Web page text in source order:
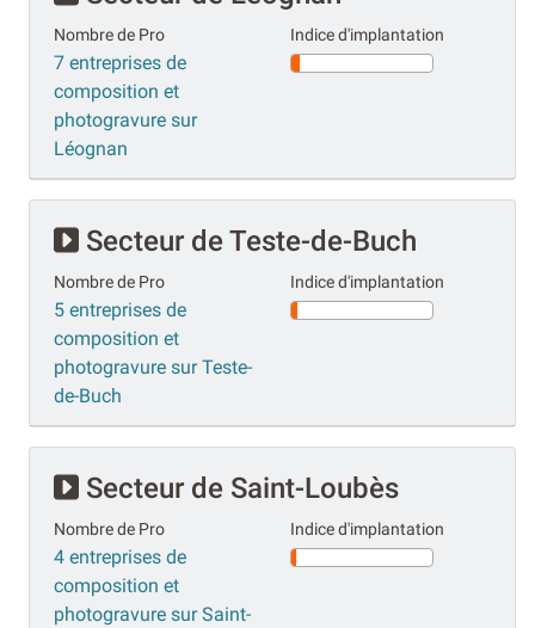
Nombre de Pro
7 entreprises de
composition et
photogravure sur
Léognan
Indice d'implantation
Secteur de Teste-de-Buch
Nombre de Pro
5 entreprises de
composition et
photogravure sur Teste-
de-Buch
Indice d'implantation
Secteur de Saint-Loubès
Nombre de Pro
4 entreprises de
composition et
photogravure sur Saint-
Indice d'implantation